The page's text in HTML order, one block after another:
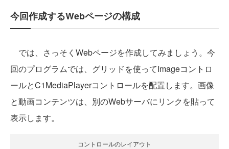
今回作成するWebページの構成
では、さっそくWebページを作成してみましょう。今
回のプログラムでは、グリッドを使ってImageコントロ
ールとC1MediaPlayerコントロールを配置します。画像
と動画コンテンツは、別のWebサーバにリンクを貼って
表示します。
コントロールのレイアウト